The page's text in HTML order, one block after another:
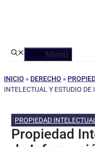
Menú
INICIO » DERECHO »
INTELECTUAL Y ESTUDIO
PROPIEDAD INTELECTUAL
Propiedad